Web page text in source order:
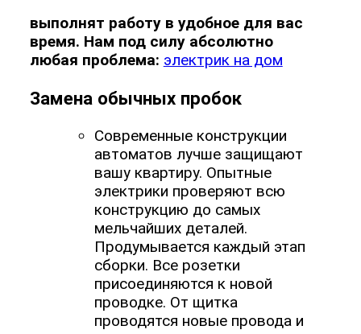
выполнят работу в удобное для вас
время. Нам под силу абсолютно
любая проблема: электрик на дом
Замена обычных пробок
Современные конструкции
автоматов лучше защищают
вашу квартиру. Опытные
электрики проверяют всю
конструкцию до самых
мельчайших деталей.
Продумывается каждый этап
сборки. Все розетки
присоединяются к новой
проводке. От щитка
проводятся новые провода и